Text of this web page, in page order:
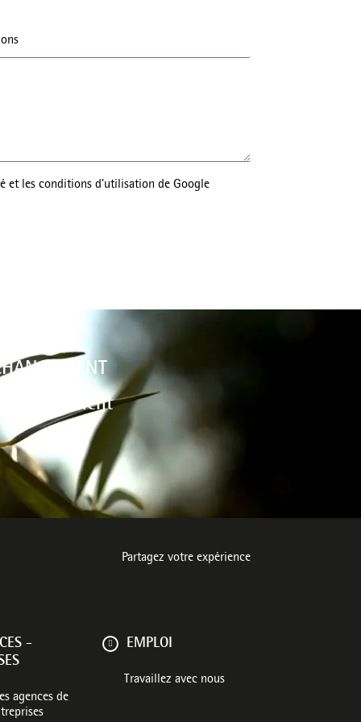
et les conditions d'utilisation de Google
Partagez votre expérience
-
agences de
EMPLOI
Travaillez avec nous